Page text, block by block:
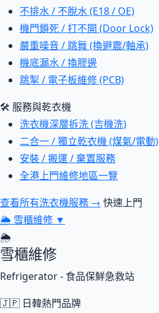
不排水 / 不脫水 (E18 / OE)
機門鎖死 / 打不開 (Door Lock)
嚴重噪音 / 跳舞 (換避震/軸承)
機底漏水 / 換膠邊
跳掣 / 電子板維修 (PCB)
🛠 服務與乾衣機
洗衣機深層拆洗 (吉機洗)
二合一 / 獨立乾衣機 (煤氣/電動)
安裝 / 搬運 / 棄置服務
全港上門維修地區一覽
查看所有洗衣機服務 → 快速上門
🌦 雪櫃維修 ▼
🌦
雪櫃維修
Refrigerator - 食品保鮮急救站
🇯🇵 日韓熱門品牌